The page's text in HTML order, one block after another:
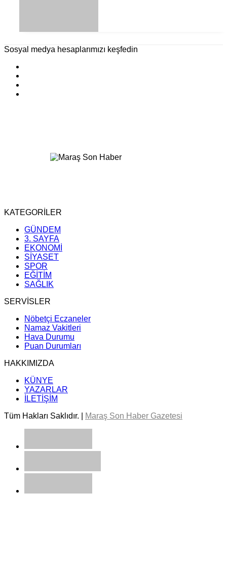
Sosyal medya hesaplarımızı keşfedin
KATEGORİLER
GÜNDEM
3. SAYFA
EKONOMİ
SİYASET
SPOR
EĞİTİM
SAĞLIK
SERVİSLER
Nöbetçi Eczaneler
Namaz Vakitleri
Hava Durumu
Puan Durumları
HAKKIMIZDA
KÜNYE
YAZARLAR
İLETİŞİM
Tüm Hakları Saklıdır. |
Maraş Son Haber Gazetesi